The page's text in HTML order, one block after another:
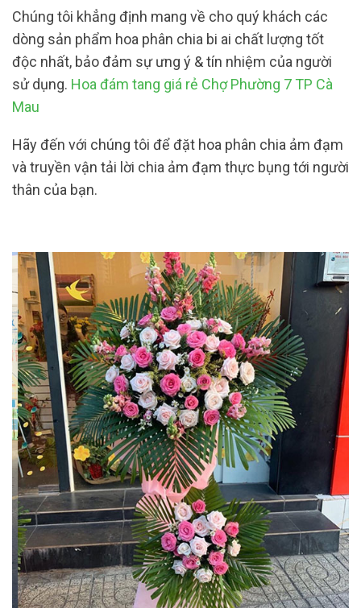
Chúng tôi khẳng định mang về cho quý khách các
dòng sản phẩm hoa phân chia bi ai chất lượng tốt
độc nhất, bảo đảm sự ưng ý & tín nhiệm của người
sử dụng. Hoa đám tang giá rẻ Chợ Phường 7 TP Cà
Mau
Hãy đến với chúng tôi để đặt hoa phân chia ảm đạm
và truyền vận tải lời chia ảm đạm thực bụng tới người
thân của bạn.